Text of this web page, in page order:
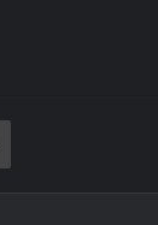
Yazdır